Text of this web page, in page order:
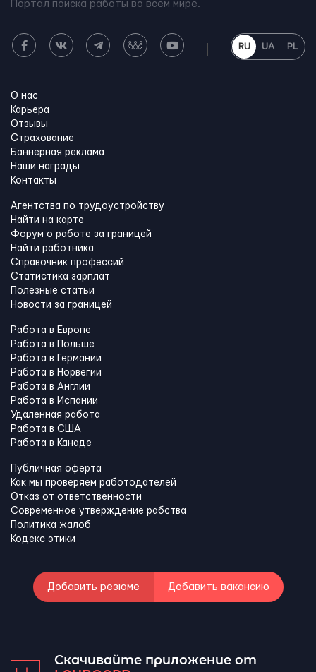
Портал поиска работы во всем мире.
RU UA PL
О нас
Карьера
Отзывы
Страхование
Баннерная реклама
Наши награды
Контакты
Агентства по трудоустройству
Найти на карте
Форум о работе за границей
Найти работника
Справочник профессий
Статистика зарплат
Полезные статьи
Новости за границей
Работа в Европе
Работа в Польше
Работа в Германии
Работа в Норвегии
Работа в Англии
Работа в Испании
Удаленная работа
Работа в США
Работа в Канадe
Публичная оферта
Как мы проверяем работодателей
Отказ от ответственности
Современное утверждение рабства
Политика жалоб
Кодекс этики
Добавить резюме Добавить вакансию
Скачивайте приложение от